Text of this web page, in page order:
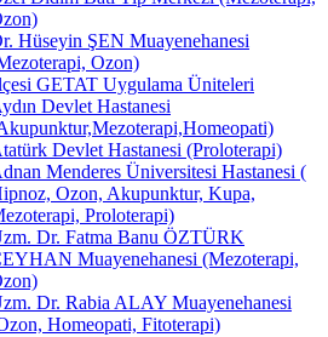
Hüseyin ŞEN Muayenehanesi
Ozon)
GETAT Uygulama Üniteleri
Devlet Hastanesi
Devlet Hastanesi (Proloterapi)
Menderes Üniversitesi Hastanesi (
Ozon, Akupunktur, Kupa,
Proloterapi)
Dr. Fatma Banu ÖZTÜRK
Muayenehanesi (Mezoterapi,
Dr. Rabia ALAY Muayenehanesi
Homeopati, Fitoterapi)